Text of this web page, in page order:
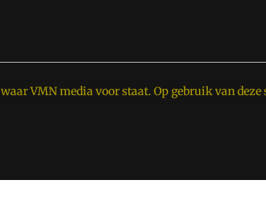
waar VMN media voor staat. Op gebruik van